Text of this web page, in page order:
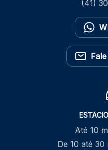
(41)
Até 10
De 10 até